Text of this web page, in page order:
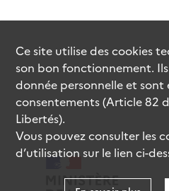
Ce site utilise descookies
son bon fonctionnement.
donnée personnelle et sont
consentements (Article 82
Libertés).
Vous pouvez consulter les
d’utilisation sur le lien ci-